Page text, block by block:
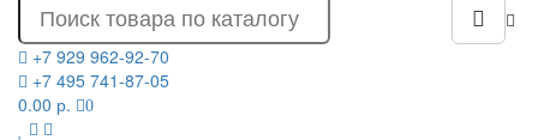
+7 929 962-92-70
+7 495 741-87-05
0.00 р.
0